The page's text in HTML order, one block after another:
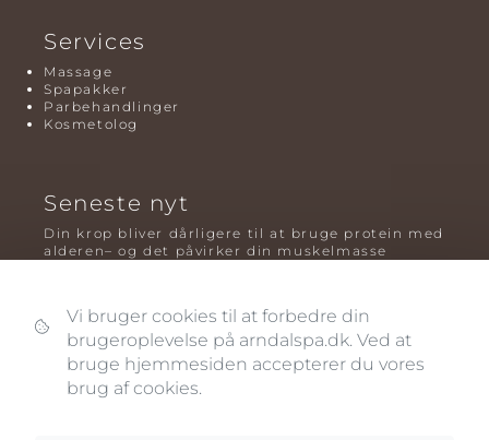
Services
Massage
Spapakker
Parbehandlinger
Kosmetolog
Seneste nyt
Din krop bliver dårligere til at bruge protein med
alderen– og det påvirker din muskelmasse
Plyometrisk træning: hvorfor hop kan være noget
af det mest oversete for knogler og power – før
og efter overgangsalderen
Vi bruger cookies til at forbedre din
brugeroplevelse på arndalspa.dk. Ved at
bruge hjemmesiden accepterer du vores
brug af cookies.